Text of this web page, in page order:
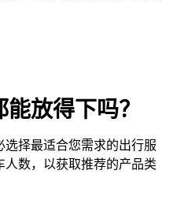
放得下吗？
择最适合您需求的出行服
数，以获取推荐的产品类